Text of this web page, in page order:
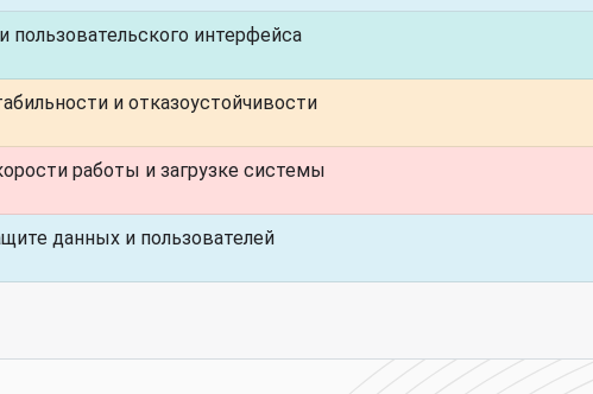
интерфейса
и отказоустойчивости
работы и загрузке системы
данных и пользователей